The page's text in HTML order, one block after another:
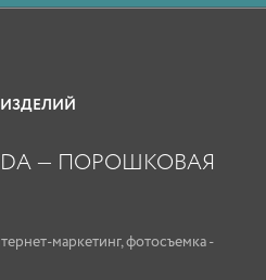
— ПОРОШКОВАЯ
маркетинг, фотосъемка -